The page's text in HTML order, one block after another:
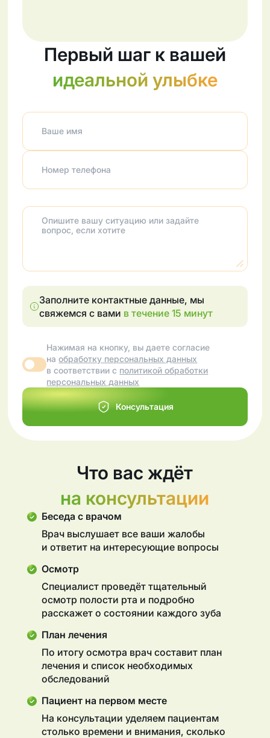
Первый шаг к вашей
идеальной улыбке
Ваше имя
Номер телефона
Опишите вашу ситуацию или задайте
вопрос, если хотите
Заполните контактные данные, мы
свяжемся с вами в течение 15 минут
Нажимая на кнопку, вы даете согласие
наобработку персональных данных
в соответствии с политикой обработки
персональных данных
Консультация
Что вас ждёт
на консультации
Беседа с врачом
Врач выслушает все ваши жалобы
и ответит на интересующие вопросы
Осмотр
Специалист проведёт тщательный
осмотр полости рта и подробно
расскажет о состоянии каждого зуба
План лечения
По итогу осмотра врач составит план
лечения и список необходимых
обследований
Пациент на первом месте
На консультации уделяем пациентам
столько времени и внимания, сколько